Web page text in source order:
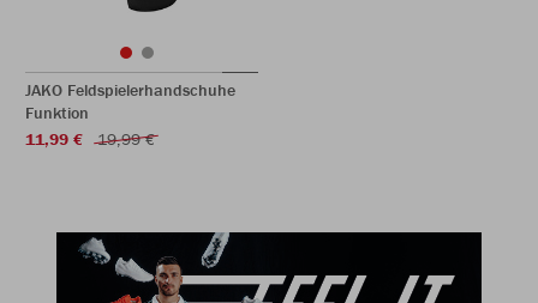
JAKO Feldspielerhandschuhe
Funktion
11,99 €
19,99 €